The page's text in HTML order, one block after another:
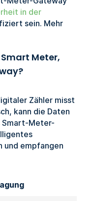
in der
sein. Mehr
Meter,
Zähler misst
kann die Daten
Smart-Meter-
und empfangen